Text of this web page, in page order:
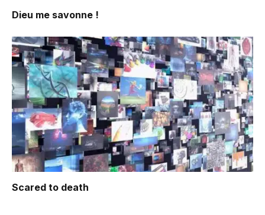
Dieu me savonne !
Scared to death